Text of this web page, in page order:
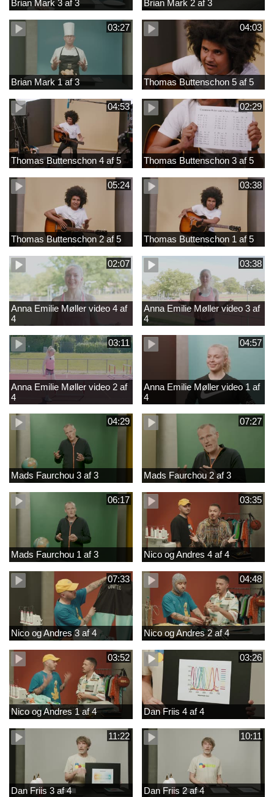
Brian Mark 3 af 3 Brian Mark 2 af 3
03:27
Brian Mark 1 af 3
04:03
Thomas Buttenschon 5 af 5
04:53
Thomas Buttenschon 4 af 5
02:29
Thomas Buttenschon 3 af 5
05:24
Thomas Buttenschon 2 af 5
03:38
Thomas Buttenschon 1 af 5
02:07
Anna Emilie Møller video 4 af
4
03:38
Anna Emilie Møller video 3 af
4
03:11
Anna Emilie Møller video 2 af
4
04:57
Anna Emilie Møller video 1 af
4
04:29
Mads Faurchou 3 af 3
07:27
Mads Faurchou 2 af 3
06:17
Mads Faurchou 1 af 3
03:35
Nico og Andres 4 af 4
07:33
Nico og Andres 3 af 4
04:48
Nico og Andres 2 af 4
03:52
Nico og Andres 1 af 4
03:26
Dan Friis 4 af 4
11:22
Dan Friis 3 af 4
10:11
Dan Friis 2 af 4